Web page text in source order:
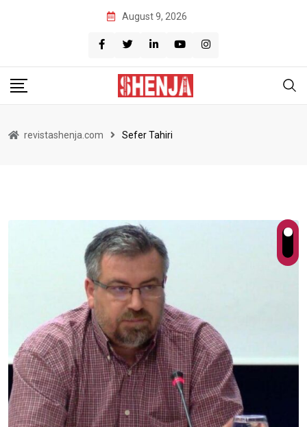
August 9, 2026
revistashenja.com Sefer Tahiri